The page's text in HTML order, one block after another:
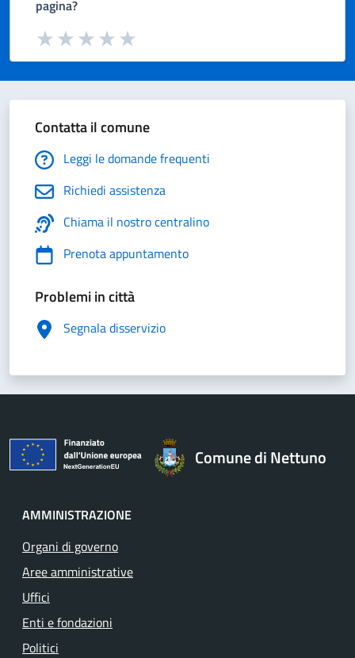
pagina?
Valuta da 1 a 5 stelle la pagina
Valuta 5 stelle su 5
Valuta 4 stelle su 5
Valuta 3 stelle su 5
Valuta 2 stelle su 5
Valuta 1 stelle su 5
Contatta il comune
Leggi le domande frequenti
Richiedi assistenza
Chiama il nostro centralino
Prenota appuntamento
Problemi in città
Segnala disservizio
Comune di Nettuno
AMMINISTRAZIONE
Organi di governo
Aree amministrative
Uffici
Enti e fondazioni
Politici